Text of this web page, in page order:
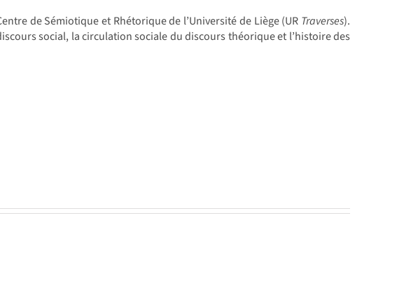
de Sémiotique et Rhétorique de l’Université de Liège (UR Traverses).
social, la circulation sociale du discours théorique et l’histoire des